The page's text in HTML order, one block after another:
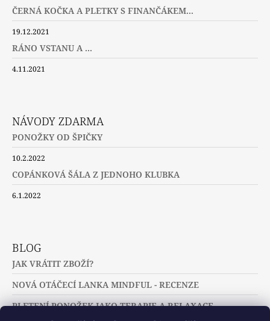
ČERNÁ KOČKA A PLETKY S FINANČÁKEM...
19.12.2021
RÁNO VSTANU A ...
4.11.2021
NÁVODY ZDARMA
PONOŽKY OD ŠPIČKY
10.2.2022
COPÁNKOVÁ ŠÁLA Z JEDNOHO KLUBKA
6.1.2022
BLOG
JAK VRÁTIT ZBOŽÍ?
NOVÁ OTÁČECÍ LANKA MINDFUL - RECENZE
PLETENÍ PONOŽEK JAKO TERAPIE A RELAXACE